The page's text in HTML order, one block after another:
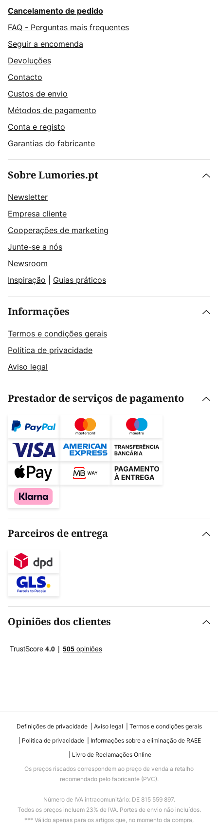
Cancelamento de pedido
FAQ - Perguntas mais frequentes
Seguir a encomenda
Devoluções
Contacto
Custos de envio
Métodos de pagamento
Conta e registo
Garantias do fabricante
Sobre Lumories.pt
Newsletter
Empresa cliente
Cooperações de marketing
Junte-se a nós
Newsroom
Inspiração
Guias práticos
Informações
Termos e condições gerais
Política de privacidade
Aviso legal
Prestador de serviços de pagamento
Parceiros de entrega
Opiniões dos clientes
Definições de privacidade Aviso legal
Termos e condições gerais
Política de privacidade
Informações sobre a eliminação de RAEE
Livro de Reclamações Online
Os preços riscados correspondem ao preço de venda a retalho
recomendado pelo fabricante (PVC).
Número de IVA intracomunitário: DE 815 559 897.
Todos os preços incluem 23% de IVA. Portes de envio não incluídos.
*** Válido apenas para os artigos que, no momento da compra,